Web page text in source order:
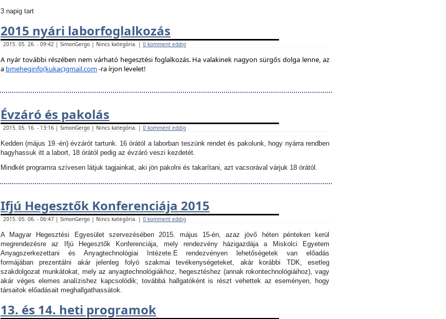
3 napig tart
2015 nyári laborfoglalkozás
2015. 05. 26. - 09:42 | SimonGergo | Nincs kategória. | 0 komment eddig
A nyár további részében nem várható hegesztési foglalkozás. Ha valakinek nagyon sürgős dolga lenne, az
a bmeheginfo(kukac)gmail.com-ra írjon levelet!
Évzáró és pakolás
2015. 05. 16. - 13:16 | SimonGergo | Nincs kategória. | 0 komment eddig
Kedden (május 19.-én) évzárót tartunk. 16 órától a laborban teszünk rendet és pakolunk, hogy nyárra rendben
hagyhassuk itt a labort, 18 órától pedig az évzáró veszi kezdetét.
Mindkét programra szívesen látjuk tagjainkat, aki jön pakolni és takarítani, azt vacsorával várjuk 18 órától.
Ifjú Hegesztők Konferenciája 2015
2015. 05. 06. - 06:47 | SimonGergo | Nincs kategória. | 0 komment eddig
A Magyar Hegesztési Egyesület szervezésében 2015. május 15-én, azaz jövő héten pénteken kerül
megrendezésre az Ifjú Hegesztők Konferenciája, mely rendezvény házigazdája a Miskolci Egyetem
Anyagszerkezettani és Anyagtechnológiai Intézete. E rendezvényen lehetőségetek van előadás
formájában prezentálni akár jelenleg folyó szakmai tevékenységeteket, akár korábbi TDK, esetleg
szakdolgozat munkátokat, mely az anyagtechnológiákhoz, hegesztéshez (annak rokontechnológiáihoz), vagy
akár véges elemes analízishez kapcsolódik; továbbá hallgatóként is részt vehettek az eseményen, hogy
társaitok előadásait meghallgathassátok.
13. és 14. heti programok